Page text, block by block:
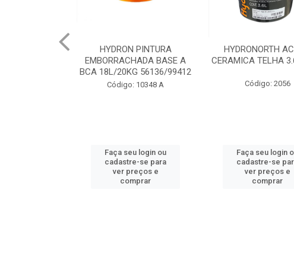
HYDRONORTH ACQUA
CERAMICA TELHA 3.6 93175
Código: 2056
Faça seu login ou
cadastre-se para
ver preços e
comprar
HYDRONORTH
PEDRAS
Código: 10383 B
Faça seu login
cadastre-se
ver preços e
comprar